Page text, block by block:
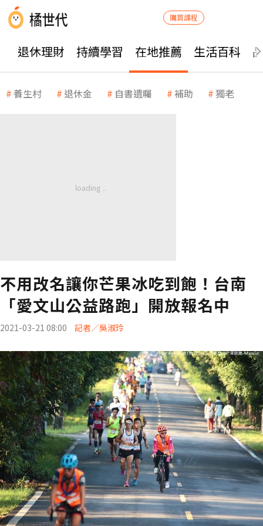
購買課程
退休理財 持續學習 在地推薦 生活百科
養生村 退休金 自書遺囑 補助 獨老
不用改名讓你芒果冰吃到飽！台南
「愛文山公益路跑」開放報名中
2021-03-21 08:00 記者／吳淑玲